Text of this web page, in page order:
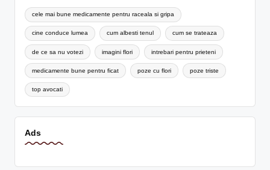
cele mai bune medicamente pentru raceala si gripa
cine conduce lumea cum albesti tenul cum se trateaza
de ce sa nu votezi imagini flori intrebari pentru prieteni
medicamente bune pentru ficat poze cu flori poze triste
top avocati
Ads